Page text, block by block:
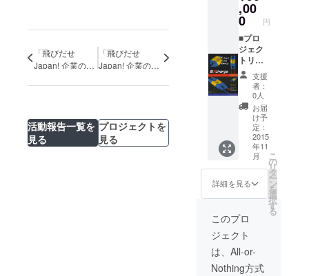
「飛びだせ
Japan! 企業の途
援補助金」採択
「飛びだせ
Japan! 企業の途
援補助金」の活
活動報告一覧を
見る
プロジェクトを
見る
国内法
規に
従った
表記を
付け、
はちみ
つの説
明等を
添付い
たしま
す。 ■
バング
ラデ
シュの
おみや
げ（内
容未
定）
変更す
る場合
が御座
いま
す。 ■
マング
ローブ
はちみ
（250g
）12個
マング
ローブ
はちみ
つが輸
入でき
た段階
(6月予
定）で
郵送致
しま
す。 ※
ただ
し、現
地での
,00
0 円
■プロ
ジェク
トリー
ダから
のお礼
メール
■シュン
ドルボ
ンの電
化状況
報告会
■マング
ローブ
はちみ
つ
（250g
）6個
マング
ローブ
はちみ
つが輸
入でき
支援
者：
0人
お届
け予
定：
2015
年11
月
詳細を見る
こ
の
リ
タ
ー
ン
を
選
択
す
る
このプロ
ジェクト
は、All-or-
Nothing方式